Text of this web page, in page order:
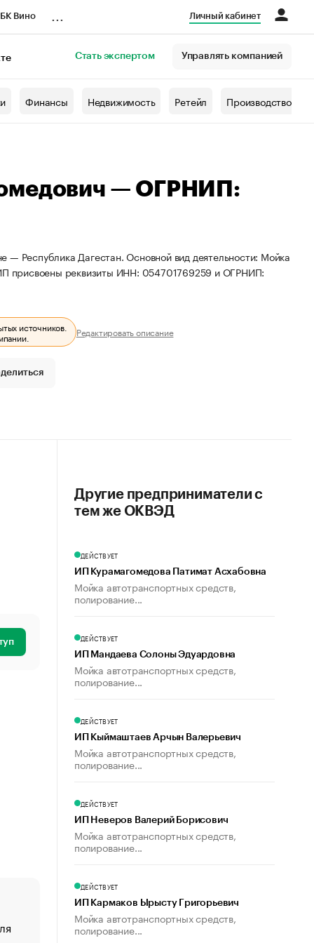
Вино Личный кабинет
Стать экспертом Управлять компанией
Финансы Недвижимость Ретейл Производство
— ОГРНИП:
Республика Дагестан. Основной вид деятельности: Мойка
присвоены реквизиты ИНН: 054701769259 и ОГРНИП:
источников.
Редактировать описание
«От спорта тело стареет иначе». Как живет глава
Другие предприниматели с
тем же ОКВЭД
ДЕЙСТВУЕТ
ИП Курамагомедова Патимат Асхабовна
Мойка автотранспортных средств,
полирование...
ДЕЙСТВУЕТ
ИП Мандаева Солоны Эдуардовна
Мойка автотранспортных средств,
полирование...
ДЕЙСТВУЕТ
ИП Кыймаштаев Арчын Валерьевич
Мойка автотранспортных средств,
полирование...
ДЕЙСТВУЕТ
ИП Неверов Валерий Борисович
Мойка автотранспортных средств,
полирование...
ДЕЙСТВУЕТ
ИП Кармаков Ырысту Григорьевич
Мойка автотранспортных средств,
полирование...